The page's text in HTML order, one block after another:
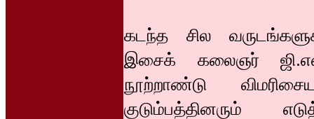
கடந்த சில
இசைக் கலைஞர்
நூற்றாண்டு